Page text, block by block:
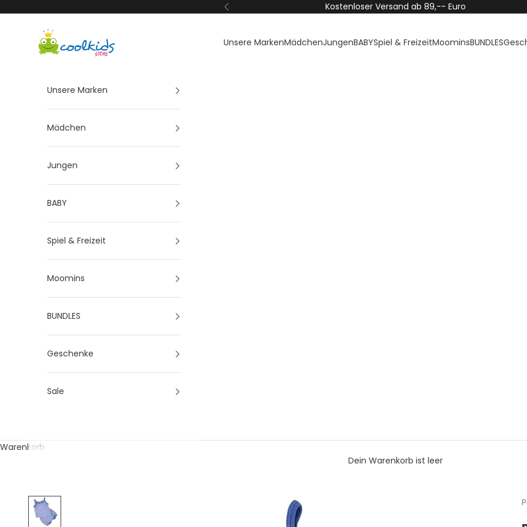
Zurück Kostenloser Versand ab 89,-- Euro
Coolkids-Store
Unsere MarkenMädchenJungenBABYSpiel & FreizeitMoominsBUNDLES
Unsere Marken
Mädchen
Jungen
BABY
Spiel & Freizeit
Moomins
BUNDLES
Geschenke
Sale
Warenkorb
Dein Warenkorb ist leer